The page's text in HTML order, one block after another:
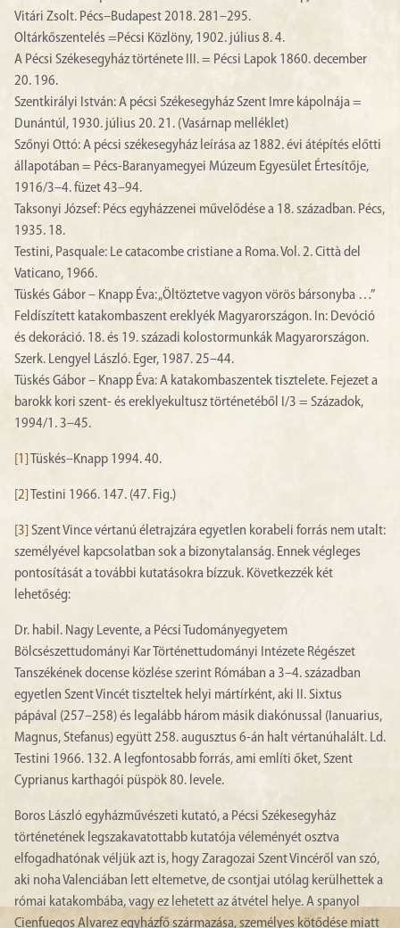
Vitári Zsolt. Pécs–Budapest 2018. 281–295.
Oltárkőszentelés =Pécsi Közlöny, 1902. július 8. 4.
A Pécsi Székesegyház története III. = Pécsi Lapok 1860. december
20. 196.
Szentkirályi István: A pécsi Székesegyház Szent Imre kápolnája =
Dunántúl, 1930. július 20. 21. (Vasárnap melléklet)
Szőnyi Ottó: A pécsi székesegyház leírása az 1882. évi átépítés előtti
állapotában = Pécs-Baranyamegyei Múzeum Egyesület Értesítője,
1916/3–4. füzet 43–94.
Taksonyi József: Pécs egyházzenei művelődése a 18. században. Pécs,
1935. 18.
Testini, Pasquale: Le catacombe cristiane a Roma. Vol. 2. Città del
Vaticano, 1966.
Tüskés Gábor – Knapp Éva: „Öltöztetve vagyon vörös bársonyba …”
Feldíszített katakombaszent ereklyék Magyarországon. In: Devóció
és dekoráció. 18. és 19. századi kolostormunkák Magyarországon.
Szerk. Lengyel László. Eger, 1987. 25–44.
Tüskés Gábor – Knapp Éva: A katakombaszentek tisztelete. Fejezet a
barokk kori szent- és ereklyekultusz történetéből I/3 = Századok,
1994/1. 3–45.
[1] Tüskés–Knapp 1994. 40.
[2] Testini 1966. 147. (47. Fig.)
[3] Szent Vince vértanú életrajzára egyetlen korabeli forrás nem utalt:
személyével kapcsolatban sok a bizonytalanság. Ennek végleges
pontosítását a további kutatásokra bízzuk. Következzék két
lehetőség:
Dr. habil. Nagy Levente, a Pécsi Tudományegyetem
Bölcsészettudományi Kar Történettudományi Intézete Régészet
Tanszékének docense közlése szerint Rómában a 3–4. században
egyetlen Szent Vincét tiszteltek helyi mártírként, aki II. Sixtus
pápával (257–258) és legalább három másik diakónussal (Ianuarius,
Magnus, Stefanus) együtt 258. augusztus 6-án halt vértanúhalált. Ld.
Testini 1966. 132. A legfontosabb forrás, ami említi őket, Szent
Cyprianus karthagói püspök 80. levele.
Boros László egyházművészeti kutató, a Pécsi Székesegyház
történetének legszakavatottabb kutatója véleményét osztva
elfogadhatónak véljük azt is, hogy Zaragozai Szent Vincéről van szó,
aki noha Valenciában lett eltemetve, de csontjai utólag kerülhettek a
római katakombába, vagy ez lehetett az átvétel helye. A spanyol
Cienfuegos Alvarez egyházfő származása, személyes kötődése miatt